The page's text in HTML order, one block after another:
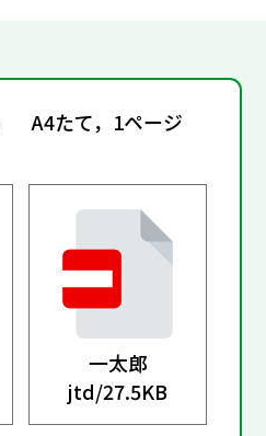
A4たて，1ページ
一太郎
jtd/27.5KB